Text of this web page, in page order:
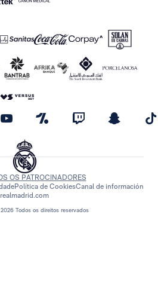
Todos os direitos reservados
OS PATROCINADORES
Política de CookiesCanal de información
realmadrid.com